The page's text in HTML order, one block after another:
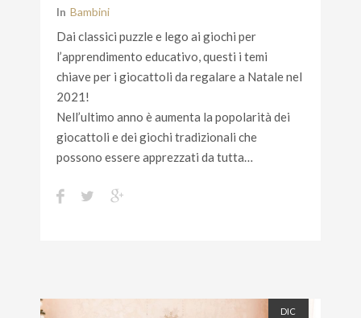
In Bambini
Dai classici puzzle e lego ai giochi per
l’apprendimento educativo, questi i temi
chiave per i giocattoli da regalare a Natale nel
2021!
Nell’ultimo anno è aumenta la popolarità dei
giocattoli e dei giochi tradizionali che
possono essere apprezzati da tutta…
DIC